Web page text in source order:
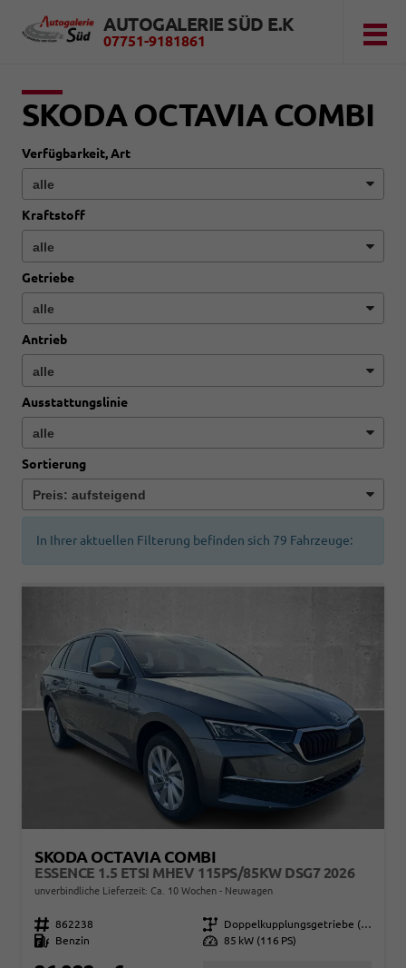
AUTOGALERIE SÜD E.K
07751-9181861
SKODA OCTAVIA COMBI
Verfügbarkeit, Art
Kraftstoff
Getriebe
Antrieb
Ausstattungslinie
Sortierung
In Ihrer aktuellen Filterung befinden sich 79 Fahrzeuge:
SKODA OCTAVIA COMBI
ESSENCE 1.5 ETSI MHEV 115PS/85KW DSG7 2026
unverbindliche Lieferzeit: Ca. 10 Wochen Neuwagen
Fahrzeugnr. 862238 Getriebe
Doppelkupplungsgetriebe (DSG)
Kraftstoff
Benzin Leistung 85 kW (116 PS)